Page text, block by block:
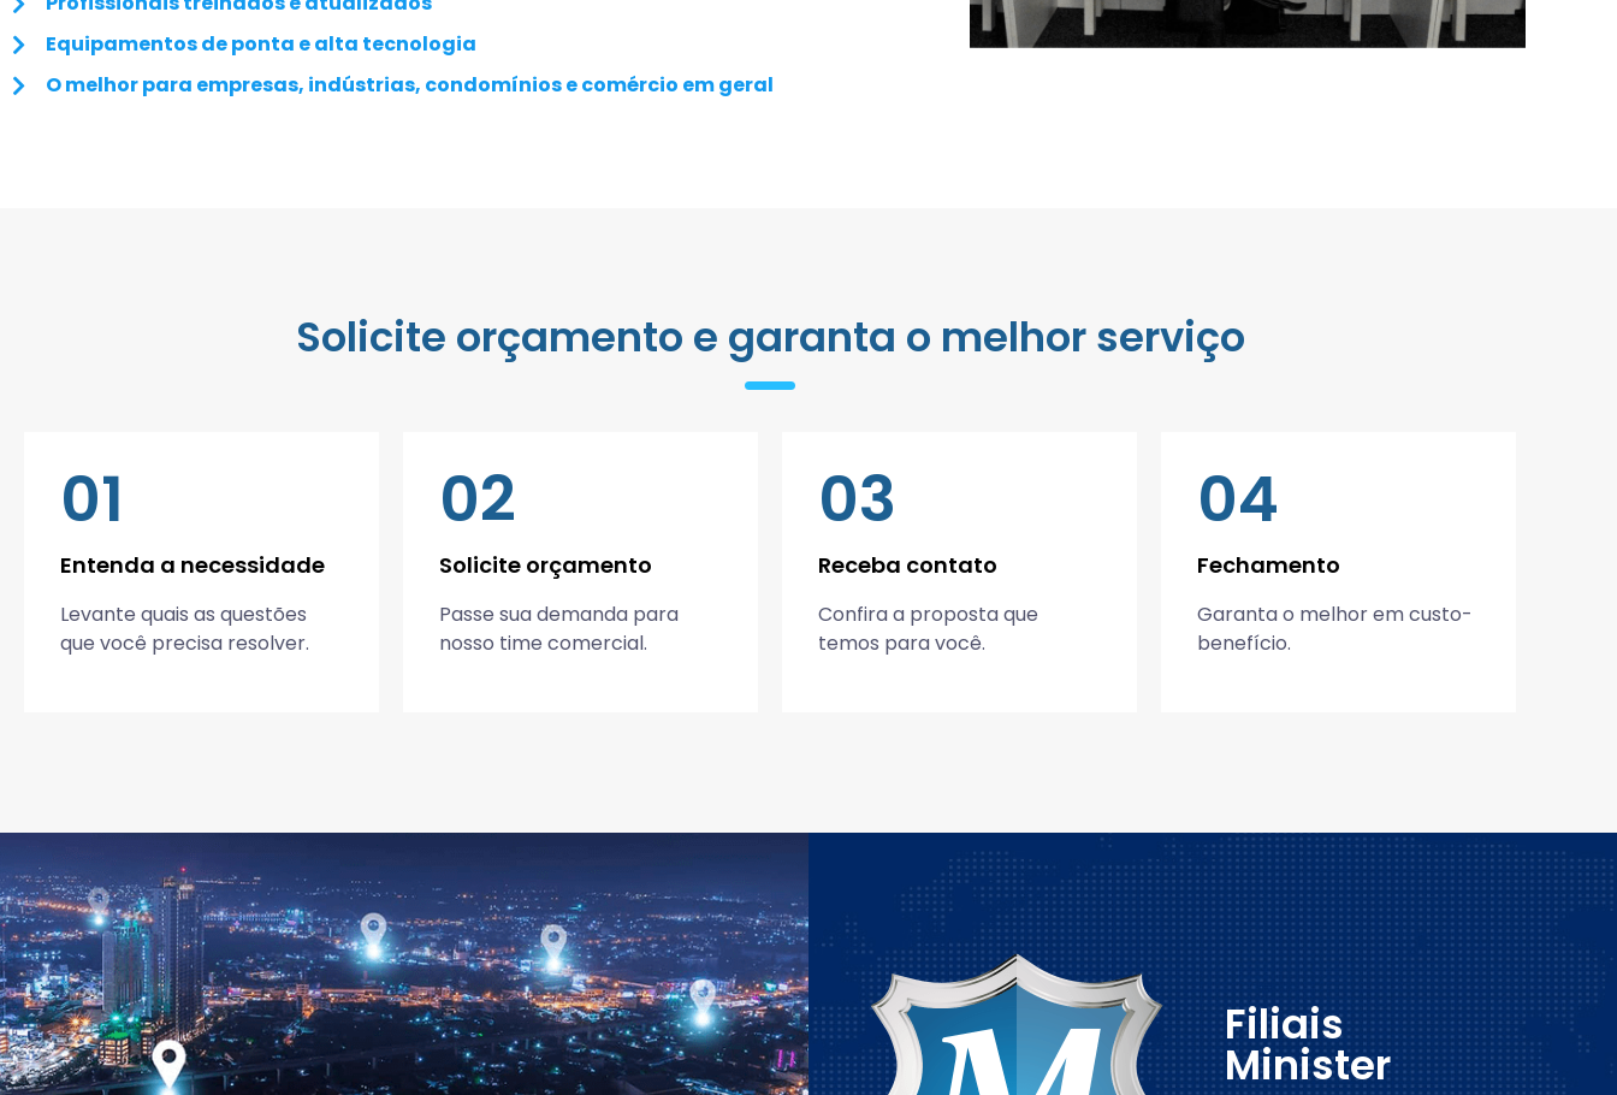
Equipamentos de ponta e alta tecnologia
O melhor para empresas, indústrias, condomínios e comércio em geral
Solicite orçamento e garanta o melhor serviço
01
Entenda a necessidade
Levante quais as questões
que você precisa resolver.
02
Solicite orçamento
Passe sua demanda para
nosso time comercial.
03
Receba contato
Confira a proposta que
temos para você.
04
Fechamento
Garanta o melhor em custo-
benefício.
Filiais
Minister